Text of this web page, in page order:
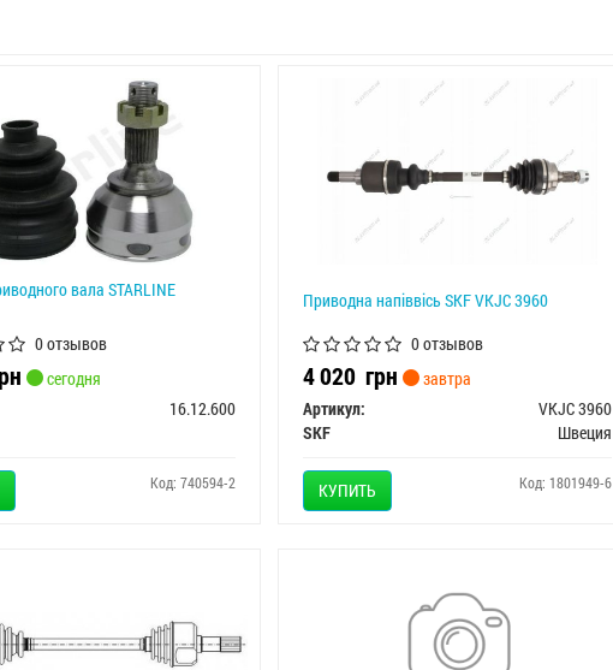
вала STARLINE
0 отзывов
сегодня
16.12.600
Код: 740594-2
Приводна напіввісь SKF VKJC 3960
0 отзывов
4 020 грн
завтра
Артикул:
VKJC 3960
SKF
Швеция
КУПИТЬ Код: 1801949-6